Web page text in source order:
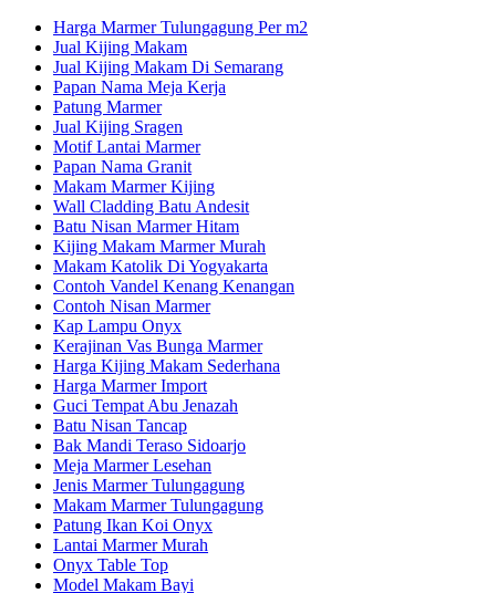
Harga Marmer Tulungagung Per m2
Jual Kijing Makam
Jual Kijing Makam Di Semarang
Papan Nama Meja Kerja
Patung Marmer
Jual Kijing Sragen
Motif Lantai Marmer
Papan Nama Granit
Makam Marmer Kijing
Wall Cladding Batu Andesit
Batu Nisan Marmer Hitam
Kijing Makam Marmer Murah
Makam Katolik Di Yogyakarta
Contoh Vandel Kenang Kenangan
Contoh Nisan Marmer
Kap Lampu Onyx
Kerajinan Vas Bunga Marmer
Harga Kijing Makam Sederhana
Harga Marmer Import
Guci Tempat Abu Jenazah
Batu Nisan Tancap
Bak Mandi Teraso Sidoarjo
Meja Marmer Lesehan
Jenis Marmer Tulungagung
Makam Marmer Tulungagung
Patung Ikan Koi Onyx
Lantai Marmer Murah
Onyx Table Top
Model Makam Bayi